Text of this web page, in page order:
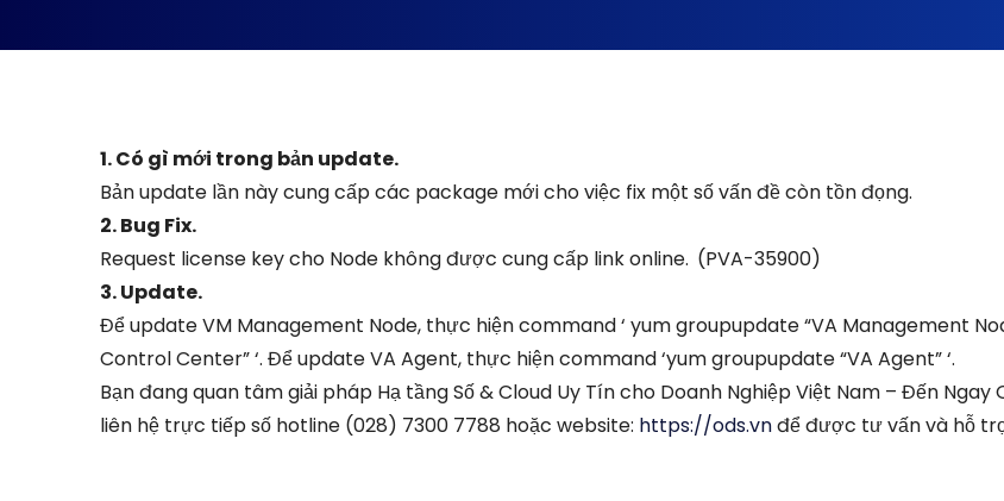
1. Có gì mới trong bản update.
Bản update lần này cung cấp các package mới cho việc fix một số vấn đề còn tồn đọng.
2. Bug Fix.
Request license key cho Node không được cung cấp link online. (PVA-35900)
3. Update.
Để update VM Management Node, thực hiện command ‘ yum groupupdate “VA Management
Control Center” ‘. Để update VA Agent, thực hiện command ‘yum groupupdate “VA Agent” ‘.
Bạn đang quan tâm giải pháp Hạ tầng Số & Cloud Uy Tín cho Doanh Nghiệp Việt Nam – Đến Ngay
liên hệ trực tiếp số hotline (028) 7300 7788 hoặc website: https://ods.vnđể được tư vấn và hỗ